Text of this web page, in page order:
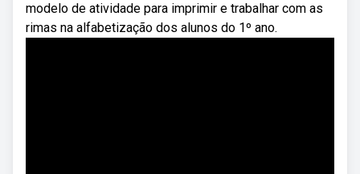
modelo de atividade para imprimir e trabalhar com as
rimas na alfabetização dos alunos do 1º ano.